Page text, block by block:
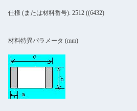
仕様 (または材料番号): 2512 ((6432)
材料特異パラメータ (mm)